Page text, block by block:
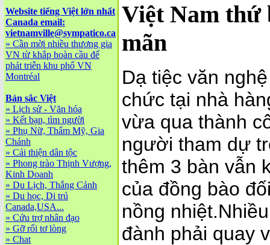
Website tiếng Việt lớn nhất
Canada email:
vietnamville@sympatico.ca
» Cần mời nhiều thương gia
VN từ khắp hoàn cầu để
phát triễn khu phố VN
Montréal
Bản sắc Việt
» Lịch sử - Văn hóa
» Kết bạn, tìm người
» Phụ Nữ, Thẩm Mỹ, Gia
Chánh
» Cải thiện dân tộc
» Phong trào Thịnh Vượng,
Kinh Doanh
» Du Lịch, Thắng Cảnh
» Du học, Di trú
Canada,USA...
» Cứu trợ nhân đạo
» Gỡ rối tơ lòng
» Chat
Việt Nam thứ
mãn
Dạ tiệc văn
chức tại nhà
vừa qua thành
người tham dự
thêm 3 bàn vẫn
của đồng bào
nồng
đành phải quay